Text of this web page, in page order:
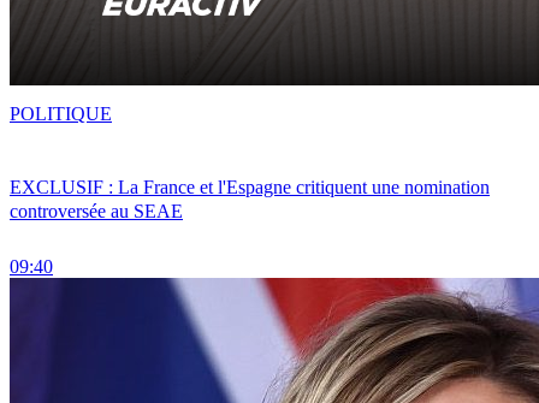
EXCLUSIF : La France et l'Espagne critiquent une nomination
controversée au SEAE
09:40
POLITIQUE